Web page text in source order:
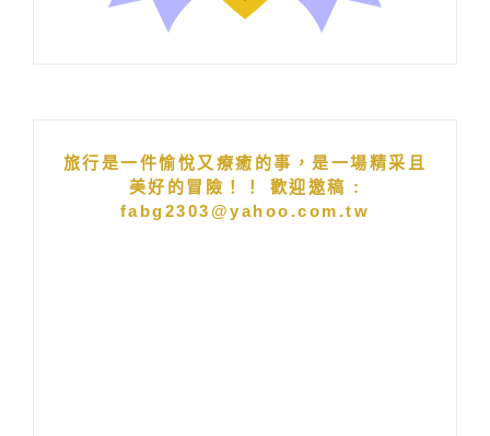
旅行是一件愉悅又療癒的事，是一場精采且
美好的冒險！！ 歡迎邀稿 :
fabg2303@yahoo.com.tw